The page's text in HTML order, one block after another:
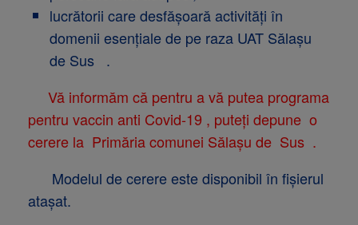
lucrătorii care desfășoară activități în
domenii esențiale de pe raza UAT Sălașu
de Sus .
Vă informăm că pentru a vă putea programa
pentru vaccin anti Covid-19 , puteți depune o
cerere la Primăria comunei Sălașu de Sus .
Modelul de cerere este disponibil în fișierul
atașat.